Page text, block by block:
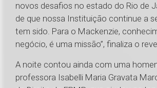
novos desafios no estado do Rio de
de que nossa Instituição continue a
tem sido. Para o Mackenzie,
negócio, é uma missão”, finaliza o
A noite contou ainda com uma
professora Isabelli Maria Gravata